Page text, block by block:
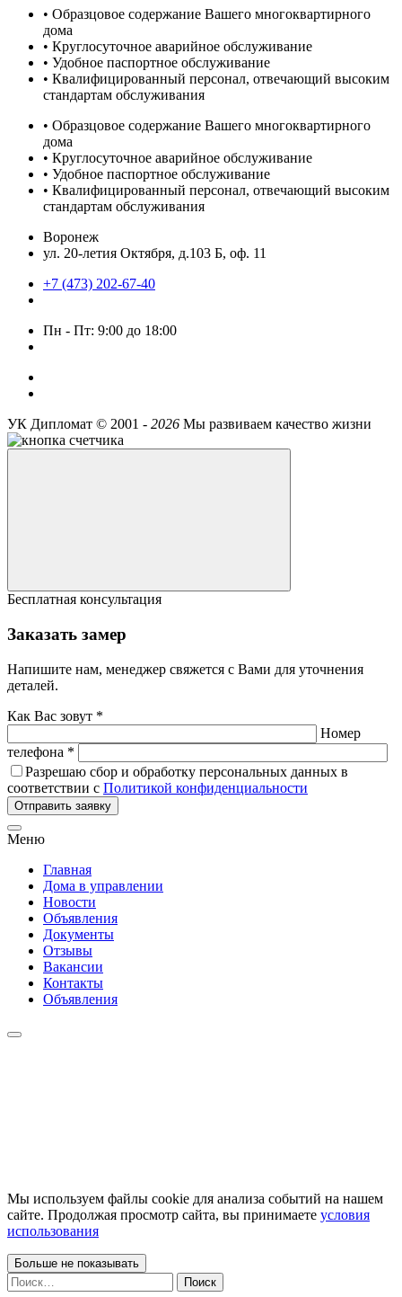
• Образцовое содержание Вашего многоквартирного
дома
• Круглосуточное аварийное обслуживание
• Удобное паспортное обслуживание
• Квалифицированный персонал, отвечающий высоким
стандартам обслуживания
• Образцовое содержание Вашего многоквартирного
дома
• Круглосуточное аварийное обслуживание
• Удобное паспортное обслуживание
• Квалифицированный персонал, отвечающий высоким
стандартам обслуживания
Воронеж
ул. 20-летия Октября, д.103 Б, оф. 11
+7 (473) 202-67-40
Пн - Пт: 9:00 до 18:00
УК Дипломат © 2001 - 2026 Мы развиваем качество жизни
Бесплатная консультация
Заказать замер
Напишите нам, менеджер свяжется с Вами для уточнения
деталей.
Как Вас зовут *
Номер
телефона *
Разрешаю сбор и обработку персональных данных в
соответствии с Политикой конфиденциальности
Отправить заявку
Меню
Главная
Дома в управлении
Новости
Объявления
Документы
Отзывы
Вакансии
Контакты
Объявления
Мы используем файлы cookie для анализа событий на нашем
сайте. Продолжая просмотр сайта, вы принимаете условия
использования
Больше не показывать
Найти: